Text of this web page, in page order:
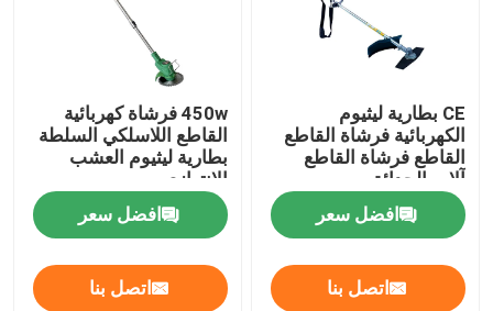
CE بطارية ليثيوم
الكهربائية فرشاة القاطع
القاطع فرشاة القاطع
آلات الحدائق
افضل سعر
اتصل بنا
450w فرشاة كهربائية
القاطع اللاسلكي السلطة
بطارية ليثيوم العشب
الانتهازي
افضل سعر
اتصل بنا